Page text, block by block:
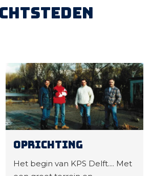
Oprichting
Het begin van KPS Delft.... Met